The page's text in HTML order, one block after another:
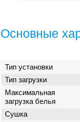
Основные
Тип установки
Тип загрузки
Максимальная
загрузка белья
Сушка